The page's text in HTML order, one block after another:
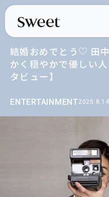
ENTERTAINMENT2025.8.14
結婚おめでとう♡ 田
かく穏やかで優しい
タビュー】